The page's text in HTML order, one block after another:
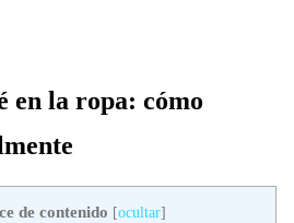
en la ropa: cómo
de contenido [ocultar]